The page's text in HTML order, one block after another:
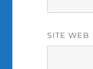
SITE WEB